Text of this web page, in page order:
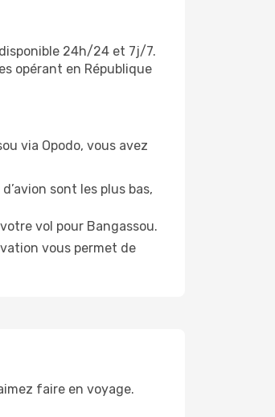
24h/24 et 7j/7.
opérant en République
via Opodo, vous avez
sont les plus bas,
vol pour Bangassou.
vous permet de
faire en voyage.